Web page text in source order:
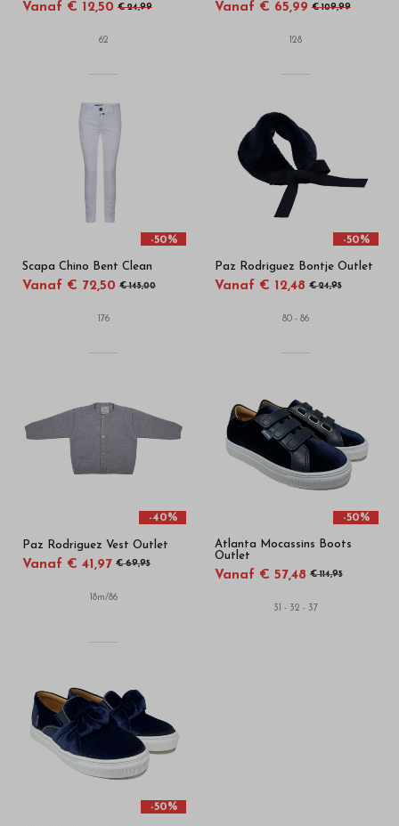
Vanaf € 12,50 € 24,99
62
Vanaf € 65,99 € 109,99
128
-50%
Scapa Chino Bent Clean
Vanaf € 72,50 € 145,00
176
-50%
Paz Rodriguez Bontje Outlet
Vanaf € 12,48 € 24,95
80 - 86
-40%
Paz Rodriguez Vest Outlet
Vanaf € 41,97 € 69,95
18m/86
-50%
Atlanta Mocassins Boots
Outlet
Vanaf € 57,48 € 114,95
31 - 32 - 37
-50%